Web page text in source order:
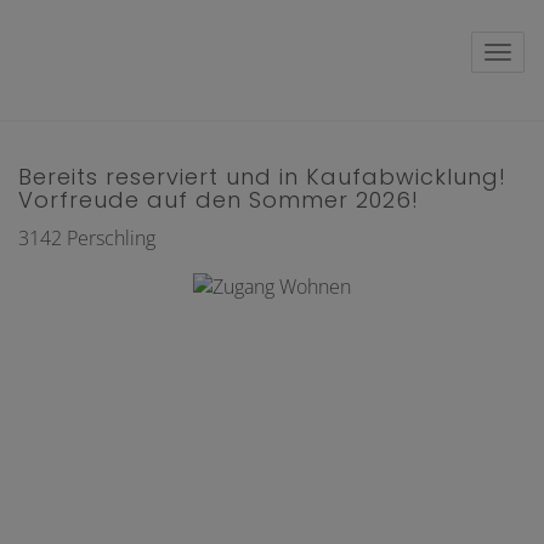
Bereits reserviert und in Kaufabwicklung!
Vorfreude auf den Sommer 2026!
3142 Perschling